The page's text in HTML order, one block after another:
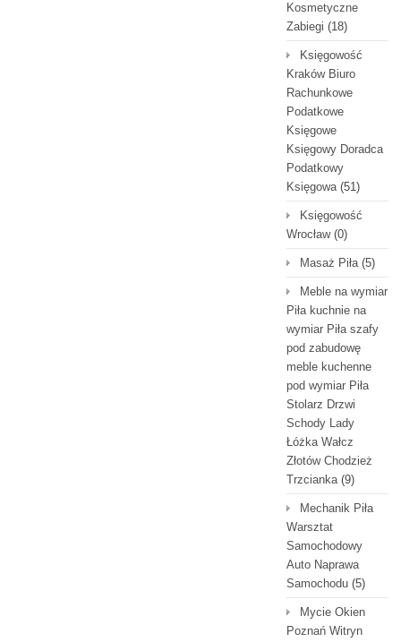
Kosmetyczne
Zabiegi (18)
Księgowość
Kraków Biuro
Rachunkowe
Podatkowe
Księgowe
Księgowy Doradca
Podatkowy
Księgowa(51)
Księgowość
Wrocław(0)
Masaż Piła(5)
Meble na wymiar
Piła kuchnie na
wymiar Piła szafy
pod zabudowę
meble kuchenne
pod wymiar Piła
Stolarz Drzwi
Schody Lady
Łóżka Wałcz
Złotów Chodzież
Trzcianka(9)
Mechanik Piła
Warsztat
Samochodowy
Auto Naprawa
Samochodu (5)
Mycie Okien
Poznań Witryn